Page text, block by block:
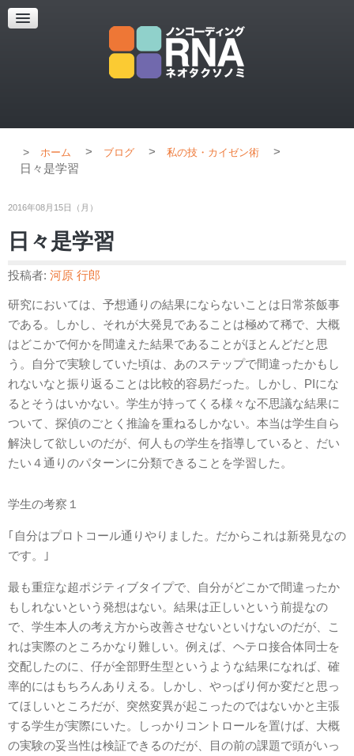
超解像顕微鏡
超解像顕微鏡の紹介
ホーム > ブログ > 私の技・カイゼン術
>
日々是学習
2016年08月15日（月）
日々是学習
投稿者: 河原 行郎
研究においては、予想通りの結果にならないことは日常茶飯事
である。しかし、それが大発見であることは極めて稀で、大概
はどこかで何かを間違えた結果であることがほとんどだと思
う。自分で実験していた頃は、あのステップで間違ったかもし
れないなと振り返ることは比較的容易だった。しかし、PIにな
るとそうはいかない。学生が持ってくる様々な不思議な結果に
ついて、探偵のごとく推論を重ねるしかない。本当は学生自ら
解決して欲しいのだが、何人もの学生を指導していると、だい
たい４通りのパターンに分類できることを学習した。
学生の考察１
｢自分はプロトコール通りやりました。だからこれは新発見なの
です。｣
最も重症な超ポジティブタイプで、自分がどこかで間違ったか
もしれないという発想はない。結果は正しいという前提なの
で、学生本人の考え方から改善させないといけないのだが、こ
れは実際のところかなり難しい。例えば、ヘテロ接合体同士を
交配したのに、仔が全部野生型というような結果になれば、確
率的にはもちろんありえる。しかし、やっぱり何か変だと思っ
てほしいところだが、突然変異が起こったのではないかと主張
する学生が実際にいた。しっかりコントロールを置けば、大概
の実験の妥当性は検証できるのだが、目の前の課題で頭がいっ